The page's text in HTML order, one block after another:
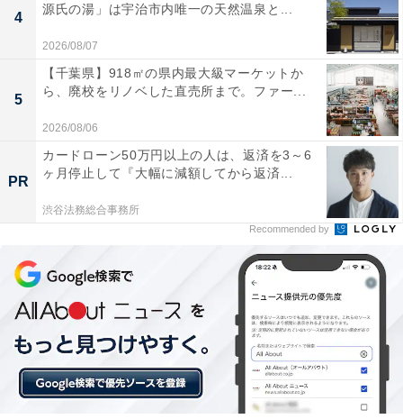
4
源氏の湯」は宇治市内唯一の天然温泉と...
2026/08/07
5
【千葉県】918㎡の県内最大級マーケットか
ら、廃校をリノベした直売所まで。ファー...
2026/08/06
PR
カードローン50万円以上の人は、返済を3～6
ヶ月停止して『大幅に減額してから返済...
渋谷法務総合事務所
Recommended by